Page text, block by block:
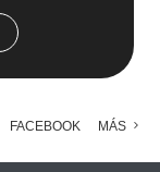
FACEBOOK MÁS